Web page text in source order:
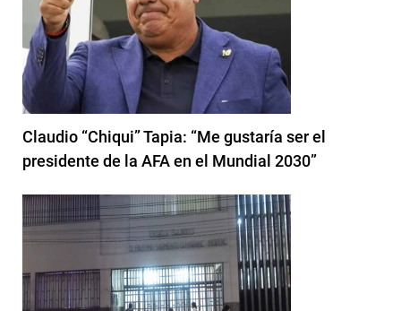
Claudio “Chiqui” Tapia: “Me gustaría ser el
presidente de la AFA en el Mundial 2030”